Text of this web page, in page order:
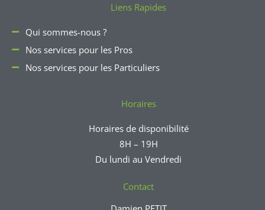
Liens Rapides
Qui sommes-nous ?
Nos services pour les Pros
Nos services pour les Particuliers
Horaires
Horaires de disponibilité
8H – 19H
Du lundi au Vendredi
Contact